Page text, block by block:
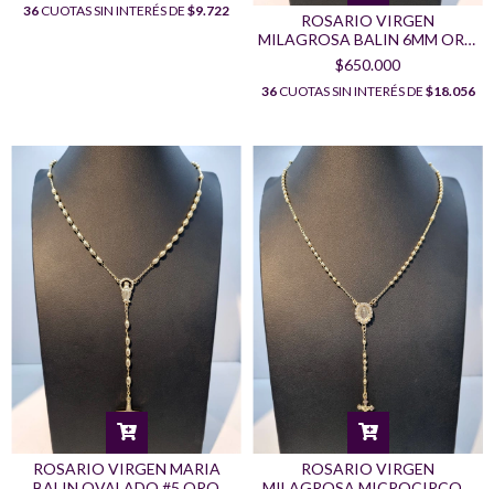
36CUOTAS SIN INTERÉS DE $9.722
ROSARIO VIRGEN
MILAGROSA BALIN 6MM ORO
LAMINADO 18K
$650.000
36CUOTAS SIN INTERÉS DE $18.056
ROSARIO VIRGEN MARIA
ROSARIO VIRGEN